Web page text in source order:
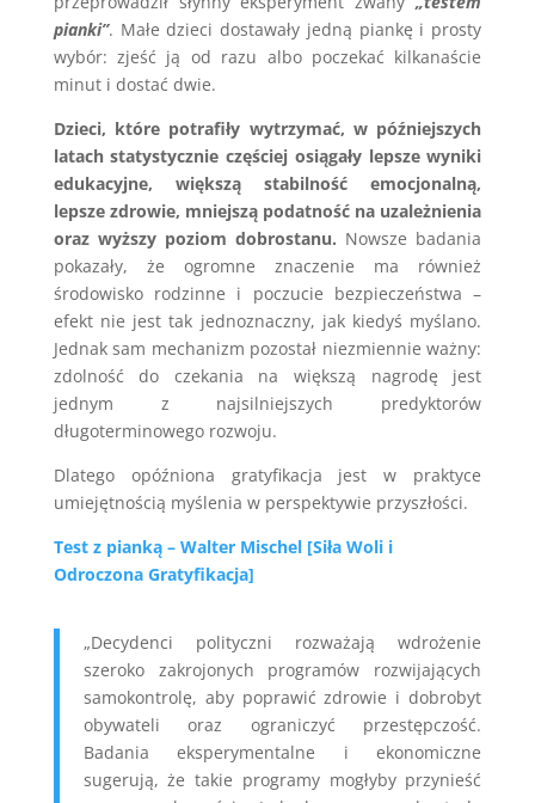
pianki”. Małe dzieci dostawały jedną piankę i prosty
wybór: zjeść ją od razu albo poczekać kilkanaście
minut i dostać dwie.
Dzieci, które potrafiły wytrzymać, w późniejszych
latach statystycznie częściej osiągały lepsze wyniki
edukacyjne, większą stabilność emocjonalną,
lepsze zdrowie, mniejszą podatność na uzależnienia
oraz wyższy poziom dobrostanu. Nowsze badania
pokazały, że ogromne znaczenie ma również
środowisko rodzinne i poczucie bezpieczeństwa –
efekt nie jest tak jednoznaczny, jak kiedyś myślano.
Jednak sam mechanizm pozostał niezmiennie ważny:
zdolność do czekania na większą nagrodę jest
jednym z najsilniejszych predyktorów
długoterminowego rozwoju.
Dlatego opóźniona gratyfikacja jest w praktyce
umiejętnością myślenia w perspektywie przyszłości.
Test z pianką – Walter Mischel [Siła Woli i
Odroczona Gratyfikacja]
„Decydenci polityczni rozważają wdrożenie
szeroko zakrojonych programów rozwijających
samokontrolę, aby poprawić zdrowie i dobrobyt
obywateli oraz ograniczyć przestępczość.
Badania eksperymentalne i ekonomiczne
sugerują, że takie programy mogłyby przynieść